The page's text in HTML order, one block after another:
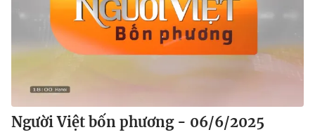
Người Việt bốn phương - 06/6/2025